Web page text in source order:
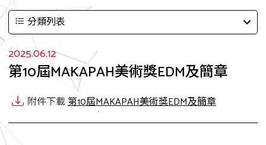
分類列表
2025.06.12
第10屆MAKAPAH美術獎EDM及簡章
附件下載第10屆MAKAPAH美術獎EDM及簡章